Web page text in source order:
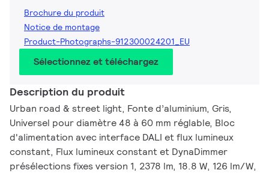
Brochure du produit
Notice de montage
Product-Photographs-912300024201_EU
Sélectionnez et téléchargez
Description du produit
Urban road & street light, Fonte d’aluminium, Gris,
Universel pour diamètre 48 à 60 mm réglable, Bloc
d'alimentation avec interface DALI et flux lumineux
constant, Flux lumineux constant et DynaDimmer
présélections fixes version 1, 2378 lm, 18.8 W, 126 lm/W,